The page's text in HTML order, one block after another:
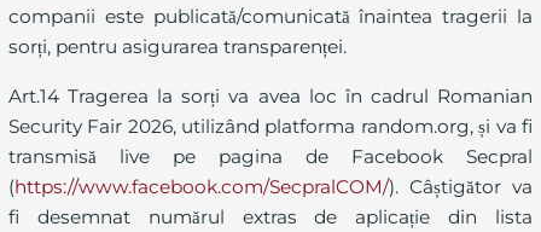
companii este publicată/comunicată înaintea tragerii la
sorți, pentru asigurarea transparenței.
Art.14 Tragerea la sorți va avea loc în cadrul Romanian
Security Fair 2026, utilizând platforma random.org, și va fi
transmisă live pe pagina de Facebook Secpral
(https://www.facebook.com/SecpralCOM/). Câștigător va
fi desemnat numărul extras de aplicație din lista